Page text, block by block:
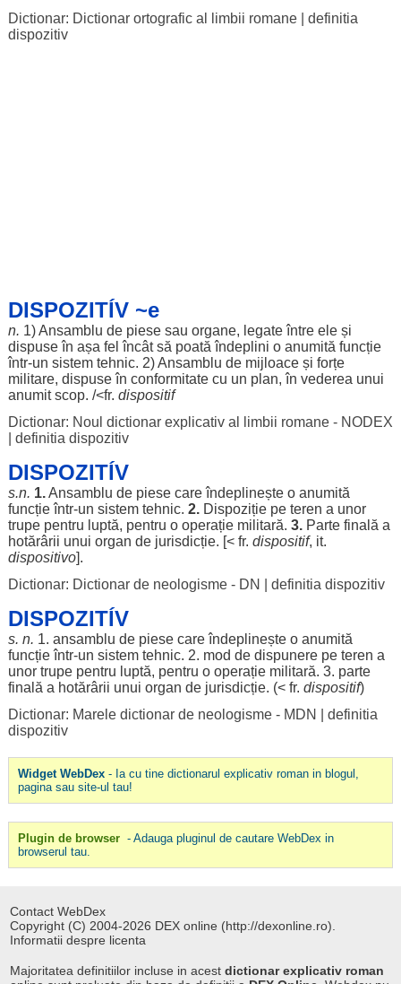
Dictionar: Dictionar ortografic al limbii romane| definitia
dispozitiv
DISPOZITÍV ~e
n. 1)Ansamblu de piesesau organe, legate între eleși
dispuseîn așa fel încâtsă poată îndeplini o anumită funcție
într-un sistem tehnic. 2)Ansamblu de mijloaceși forțe
militare, dispuseîn conformitatecu un plan, în vederea unui
anumit scop. /<fr. dispositif
Dictionar: Noul dictionar explicativ al limbii romane - NODEX
definitia dispozitiv
DISPOZITÍV
s.n. 1.Ansamblu de piesecareîndeplineșteo anumită
funcțieîntr-un sistem tehnic. 2. Dispozițiepe teren a unor
trupe pentru luptă, pentru o operație militară. 3. Parte finală a
hotărârii unui organ de jurisdicție. [< fr. dispositif, it.
dispositivo].
Dictionar: Dictionar de neologisme - DN
definitia dispozitiv
DISPOZITÍV
s. n. 1. ansamblu de piesecareîndeplineșteo anumită
funcțieîntr-un sistem tehnic. 2. mod de dispunerepe teren a
unor trupe pentru luptă, pentru o operație militară. 3. parte
finală a hotărârii unui organ de jurisdicție. (< fr. dispositif)
Dictionar: Marele dictionar de neologisme - MDN
definitia
dispozitiv
Widget WebDex- Ia cu tine dictionarul explicativ roman in blogul,
pagina sau site-ul tau!
Plugin de browser - Adauga pluginul de cautare WebDex in
browserul tau.
Contact WebDex
Copyright (C) 2004-2026 DEX online (http://dexonline.ro).
Informatii despre licenta
Majoritatea definitiilor incluse in acestdictionar explicativ roman